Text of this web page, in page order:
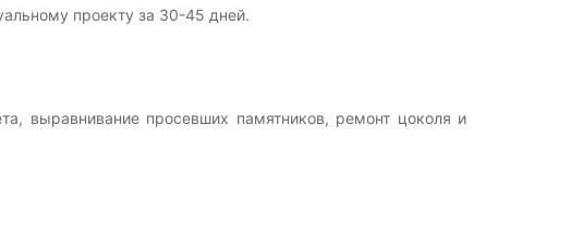
проекту за 30-45 дней.
выравнивание просевших памятников, ремонт цоколя и